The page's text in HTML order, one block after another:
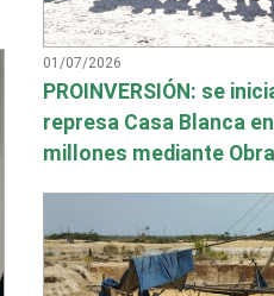
01/07/2026
PROINVERSIÓN: se
represa Casa Blanca
millones mediante